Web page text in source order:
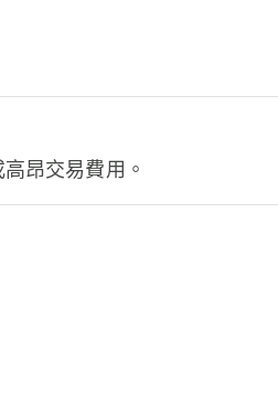
昂交易費用。